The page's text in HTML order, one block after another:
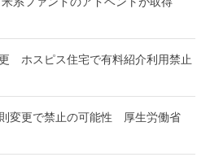
ホスピス住宅で有料紹介利用禁止
変更で禁止の可能性 厚生労働省